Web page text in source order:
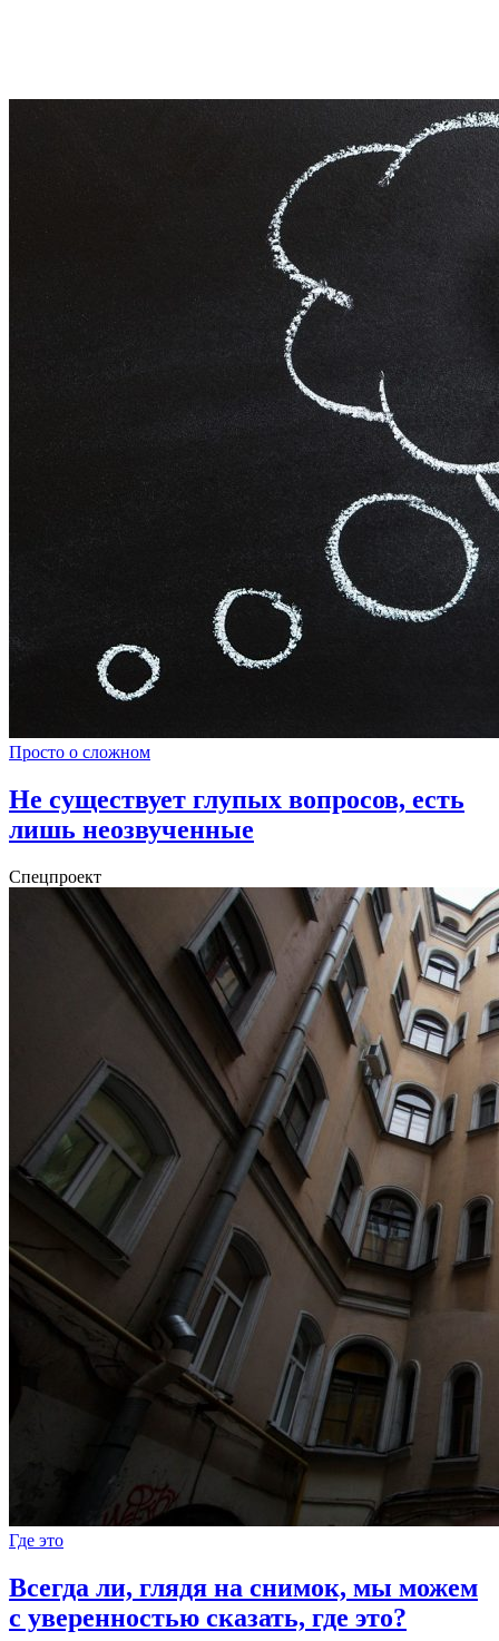
Просто о сложном
Не существует глупых вопросов, есть
лишь неозвученные
Спецпроект
Где это
Всегда ли, глядя на снимок, мы можем
с уверенностью сказать, где это?